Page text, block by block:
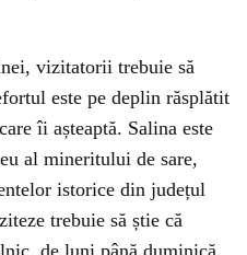
vizitatorii trebuie să
este pe deplin răsplătit
îi așteaptă. Salina este
al mineritului de sare,
istorice din județul
trebuie să știe că